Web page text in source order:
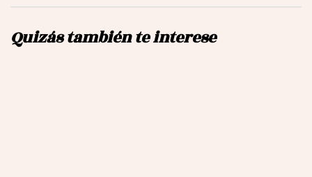
Quizás también te interese